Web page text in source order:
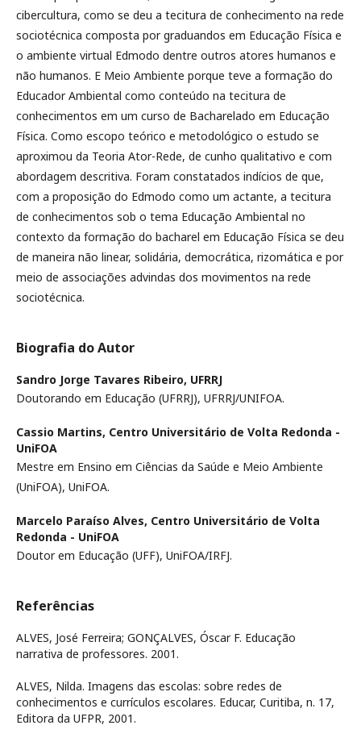
cibercultura, como se deu a tecitura de conhecimento na rede
sociotécnica composta por graduandos em Educação Física e
o ambiente virtual Edmodo dentre outros atores humanos e
não humanos. E Meio Ambiente porque teve a formação do
Educador Ambiental como conteúdo na tecitura de
conhecimentos em um curso de Bacharelado em Educação
Física. Como escopo teórico e metodológico o estudo se
aproximou da Teoria Ator-Rede, de cunho qualitativo e com
abordagem descritiva. Foram constatados indícios de que,
com a proposição do Edmodo como um actante, a tecitura
de conhecimentos sob o tema Educação Ambiental no
contexto da formação do bacharel em Educação Física se deu
de maneira não linear, solidária, democrática, rizomática e por
meio de associações advindas dos movimentos na rede
sociotécnica.
Biografia do Autor
Sandro Jorge Tavares Ribeiro, UFRRJ
Doutorando em Educação (UFRRJ), UFRRJ/UNIFOA.
Cassio Martins, Centro Universitário de Volta Redonda -
UniFOA
Mestre em Ensino em Ciências da Saúde e Meio Ambiente
(UniFOA), UniFOA.
Marcelo Paraíso Alves, Centro Universitário de Volta
Redonda - UniFOA
Doutor em Educação (UFF), UniFOA/IRFJ.
Referências
ALVES, José Ferreira; GONÇALVES, Óscar F. Educação
narrativa de professores. 2001.
ALVES, Nilda. Imagens das escolas: sobre redes de
conhecimentos e currículos escolares. Educar, Curitiba, n. 17,
Editora da UFPR, 2001.